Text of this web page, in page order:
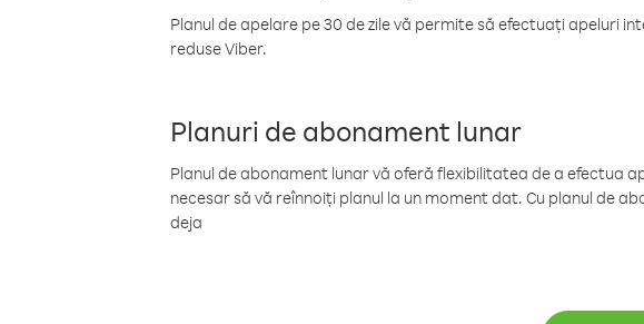
Planul de apelare pe 30 de zile vă permite să efectuați apeluri
reduse Viber.
Planuri de abonament lunar
Planul de abonament lunar vă oferă flexibilitatea de a efectua
necesar să vă reînnoiți planul la un moment dat. Cu planul de
deja